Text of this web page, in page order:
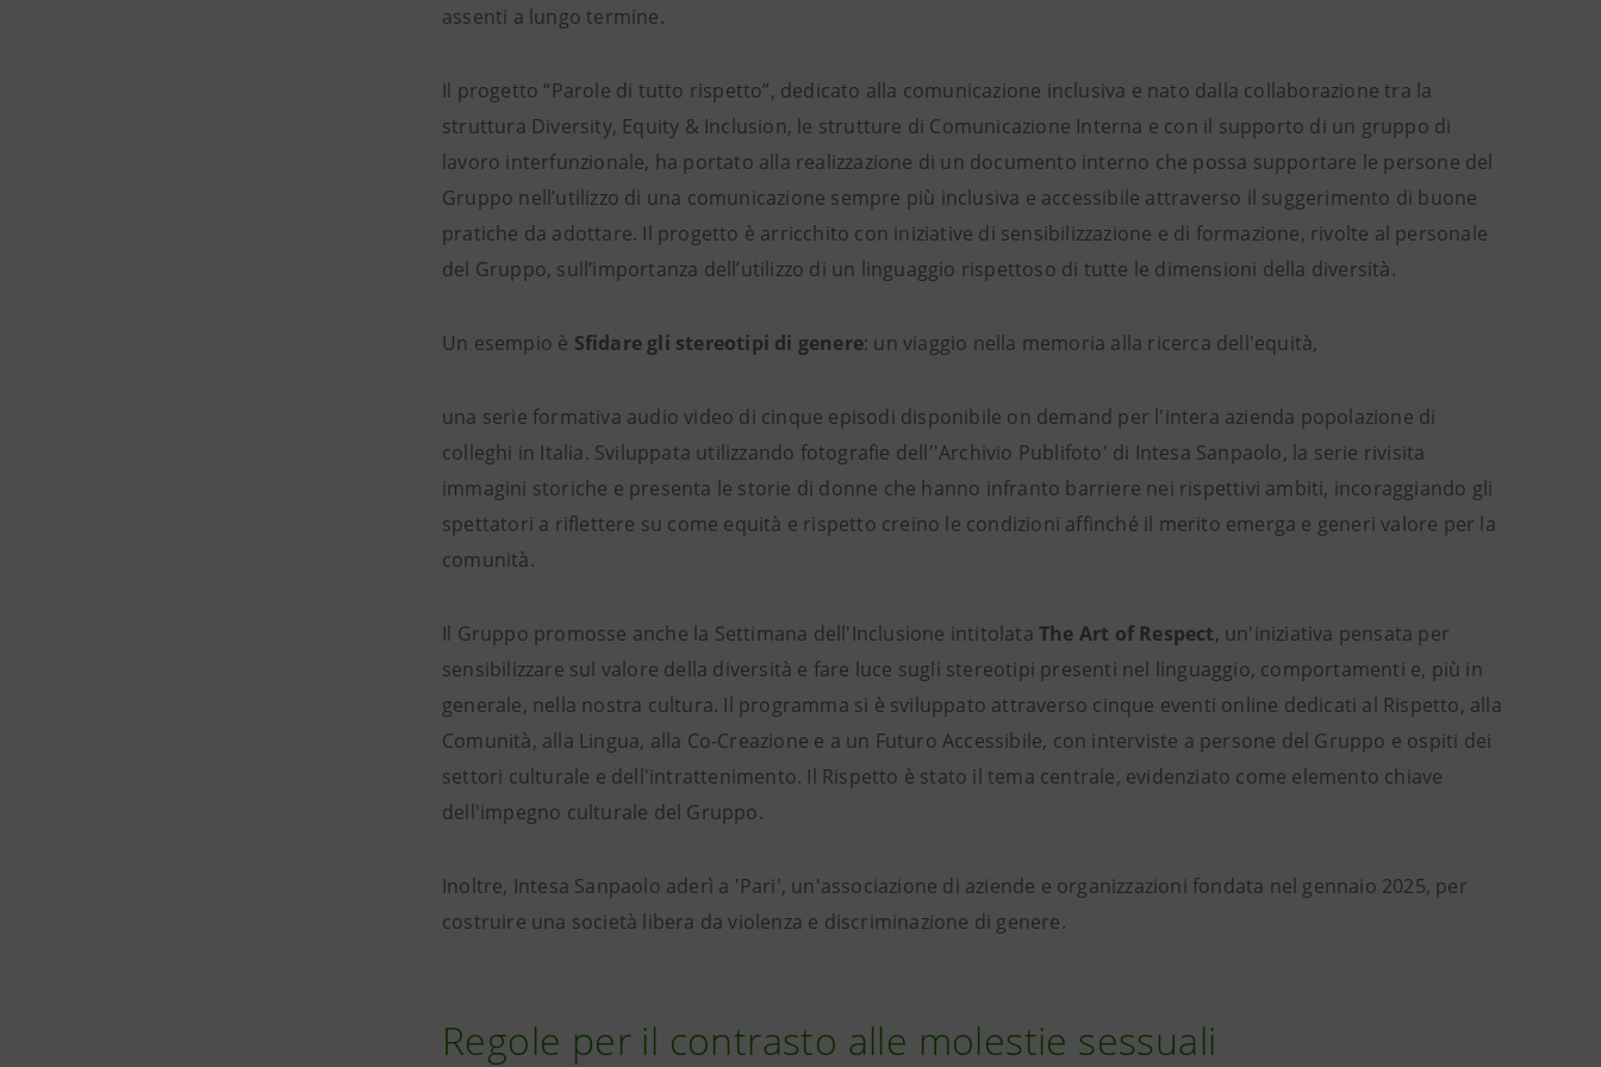
assenti a lungo termine.
Il progetto “Parole di tutto rispetto”, dedicato alla comunicazione inclusiva e nato dalla collaborazione tra la
struttura Diversity, Equity & Inclusion, le strutture di Comunicazione Interna e con il supporto di un gruppo di
lavoro interfunzionale, ha portato alla realizzazione di un documento interno che possa supportare le persone del
Gruppo nell’utilizzo di una comunicazione sempre più inclusiva e accessibile attraverso il suggerimento di buone
pratiche da adottare. Il progetto è arricchito con iniziative di sensibilizzazione e di formazione, rivolte al personale
del Gruppo, sull’importanza dell’utilizzo di un linguaggio rispettoso di tutte le dimensioni della diversità.
Un esempio è Sfidare gli stereotipi di genere: un viaggio nella memoria alla ricerca dell'equità,
una serie formativa audio video di cinque episodi disponibile on demand per l'intera azienda popolazione di
colleghi in Italia. Sviluppata utilizzando fotografie dell''Archivio Publifoto' di Intesa Sanpaolo, la serie rivisita
immagini storiche e presenta le storie di donne che hanno infranto barriere nei rispettivi ambiti, incoraggiando gli
spettatori a riflettere su come equità e rispetto creino le condizioni affinché il merito emerga e generi valore per la
comunità.
Il Gruppo promosse anche la Settimana dell'Inclusione intitolata The Art of Respect, un'iniziativa pensata per
sensibilizzare sul valore della diversità e fare luce sugli stereotipi presenti nel linguaggio, comportamenti e, più in
generale, nella nostra cultura. Il programma si è sviluppato attraverso cinque eventi online dedicati al Rispetto, alla
Comunità, alla Lingua, alla Co-Creazione e a un Futuro Accessibile, con interviste a persone del Gruppo e ospiti dei
settori culturale e dell'intrattenimento. Il Rispetto è stato il tema centrale, evidenziato come elemento chiave
dell'impegno culturale del Gruppo.
Inoltre, Intesa Sanpaolo aderì a 'Pari', un'associazione di aziende e organizzazioni fondata nel gennaio 2025, per
costruire una società libera da violenza e discriminazione di genere.
Regole per il contrasto alle molestie sessuali